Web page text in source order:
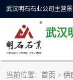
武汉
当前位置： 首页 > 供